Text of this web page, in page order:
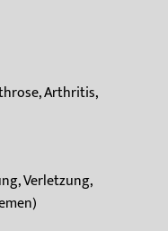
Arthritis,
Verletzung,